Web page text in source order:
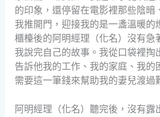
的印象，還停留在電影裡那些陰暗
我推開門，迎接我的是一盞溫暖的
櫃檯後的阿明經理（化名）沒有急
我說完自己的故事。我從口袋裡掏
告訴他我的工作、我的家庭、我的
需要這一筆錢來幫助我的妻兒渡過
阿明經理（化名）聽完後，沒有露